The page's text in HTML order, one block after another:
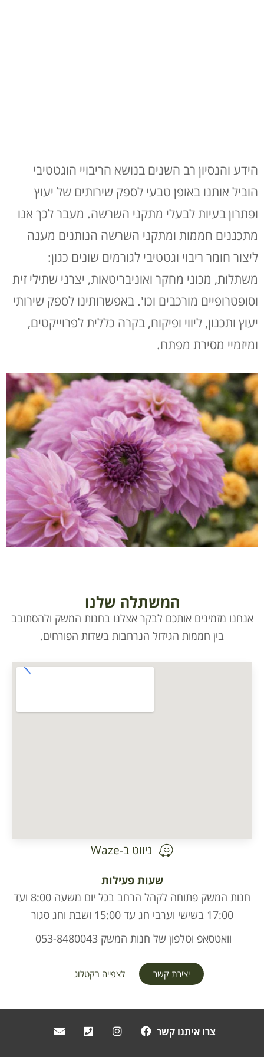
הידע והנסיון רב השנים בנושא הריבויי הוגטטיבי
הוביל אותנו באופן טבעי לספק שירותים של יעוץ
ופתרון בעיות לבעלי מתקני השרשה. מעבר לכך אנו
מתכננים חממות ומתקני השרשה הנותנים מענה
ליצור חומר ריבוי וגטטיבי לגורמים שונים כגון:
משתלות, מכוני מחקר ואוניבריטאות, יצרני שתילי זית
וסופטרופיים מורכבים וכו'. באפשרותינו לספק שירותי
יעוץ ותכנון, ליווי ופיקוח, בקרה כללית לפרוייקטים,
ומיזמיי מסירת מפתח.
המשתלה שלנו
אנחנו מזמינים אותכם לבקר אצלנו בחנות המשק ולהסתובב
בין חממות הגידול הנרחבות בשדות הפורחים.
ניווט ב-Waze
שעות פעילות
חנות המשק פתוחה לקהל הרחב בכל יום משעה 8:00 ועד
17:00 בשישי וערבי חג עד 15:00 ושבת וחג סגור
וואטסאפ וטלפון של חנות המשק 053-8480043
יצירת קשר לצפייה בקטלוג
צרו איתנו קשר